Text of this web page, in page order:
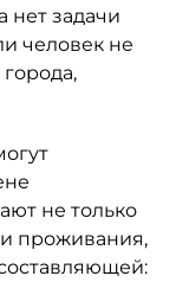
нет задачи
человек не
не только
проживания,